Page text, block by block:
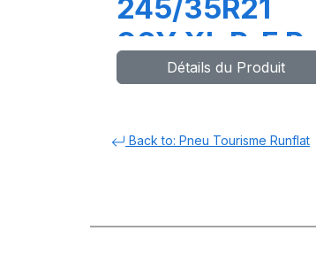
245/35R21
96Y XL R-F P
ZERO(*) PZ4
Détails du Produit
Back to: Pneu Tourisme Runflat